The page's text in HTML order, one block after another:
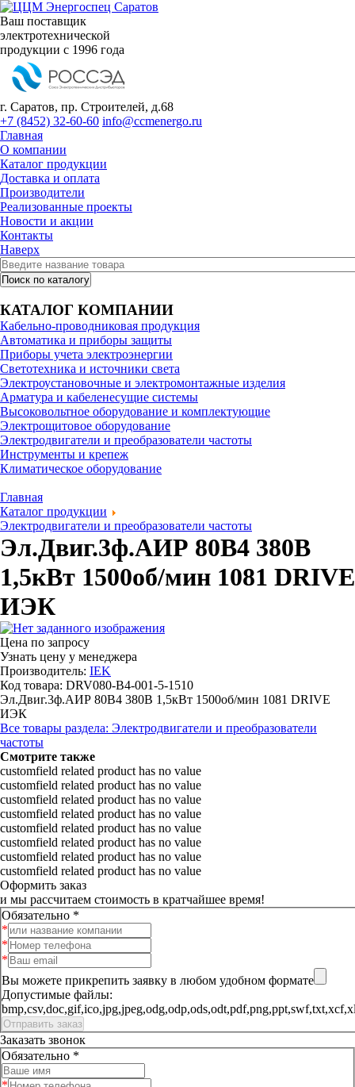
Ваш поставщик
электротехнической
продукции с 1996 года
г. Саратов, пр. Строителей, д.68
+7 (8452) 32-60-60 info@ccmenergo.ru
Главная
О компании
Каталог продукции
Доставка и оплата
Производители
Реализованные проекты
Новости и акции
Контакты
Наверх
КАТАЛОГ КОМПАНИИ
Кабельно-проводниковая продукция
Автоматика и приборы защиты
Приборы учета электроэнергии
Светотехника и источники света
Электроустановочные и электромонтажные изделия
Арматура и кабеленесущие системы
Высоковольтное оборудование и комплектующие
Электрощитовое оборудование
Электродвигатели и преобразователи частоты
Инструменты и крепеж
Климатическое оборудование
Главная
Каталог продукции
Электродвигатели и преобразователи частоты
Эл.Двиг.3ф.АИР 80B4 380В
1,5кВт 1500об/мин 1081 DRIVE
ИЭК
Цена по запросу
Узнать цену у менеджера
Производитель: IEK
Код товара: DRV080-B4-001-5-1510
Эл.Двиг.3ф.АИР 80B4 380В 1,5кВт 1500об/мин 1081 DRIVE
ИЭК
Все товары раздела: Электродвигатели и преобразователи
частоты
Смотрите также
customfield related product has no value
customfield related product has no value
customfield related product has no value
customfield related product has no value
customfield related product has no value
customfield related product has no value
customfield related product has no value
customfield related product has no value
Оформить заказ
и мы рассчитаем стоимость в кратчайшее время!
Обязательно *
Вы можете прикрепить заявку в любом удобном формате
Допустимые файлы:
Заказать звонок
Обязательно *